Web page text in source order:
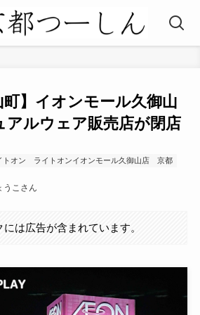
町】イオンモール久御山
アルウェア販売店が閉店
トオン ライトオンイオンモール久御山店
京都
うこさん
は広告が含まれています。